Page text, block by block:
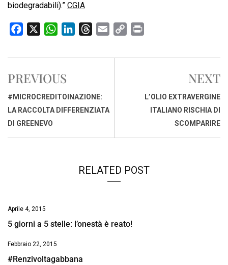
biodegradabili).” CGIA
c
b
o
o
k
W
a
s
A
p
n
d
I
r
d
s
a
p
i
PREVIOUS
#MICROCREDITOINAZIONE:
LA RACCOLTA DIFFERENZIATA
DI GREENEVO
NEXT
L’OLIO EXTRAVERGINE
ITALIANO RISCHIA DI
SCOMPARIRE
RELATED POST
Aprile 4, 2015
5 giorni a 5 stelle: l’onestà è reato!
Febbraio 22, 2015
#Renzivoltagabbana